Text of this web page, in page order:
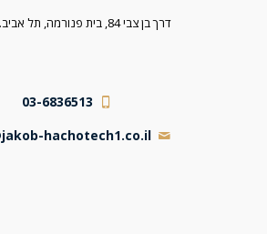
דרך בן צבי 84, בית פנורמה, תל אביב. ת.ד. 105